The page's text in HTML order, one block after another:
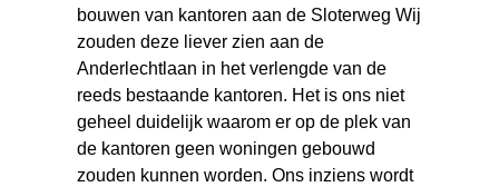
bouwen van kantoren aan de Sloterweg Wij
zouden deze liever zien aan de
Anderlechtlaan in het verlengde van de
reeds bestaande kantoren. Het is ons niet
geheel duidelijk waarom er op de plek van
de kantoren geen woningen gebouwd
zouden kunnen worden. Ons inziens wordt